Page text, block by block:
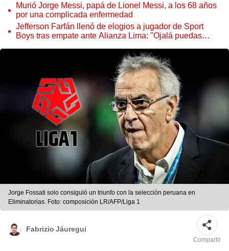
Murió Jorge Messi, papá de Lionel Messi, a los 68 años
por una complicada enfermedad
Jefferson Farfán llenó de elogios a jugador de Sport
Boys tras empate ante Alianza Lima: "Ojalá puedas
Jorge Fossati solo consiguió un triunfo con la selección peruana en
Eliminatorias. Foto: composición LR/AFP/Liga 1
Fabrizio Jáuregui
Compartir